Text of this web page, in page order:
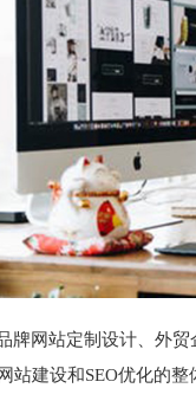
牌网站定制设计、外
站建设和SEO优化的